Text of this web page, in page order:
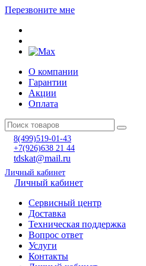
Перезвоните мне
О компании
Гарантии
Акции
Оплата
8(499)519-01-43
+7(926)638 21 44
tdskat@mail.ru
Личный кабинет
Личный кабинет
Сервисный центр
Доставка
Техническая поддержка
Вопрос ответ
Услуги
Контакты